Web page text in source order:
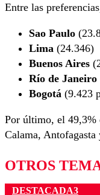
Entre las
Sao Paulo
Lima (24.346)
Buenos Aires
Río de Janeiro
Bogotá (9.423
Por último, el 49,3%
Calama,
OTROS
DESTACADA3